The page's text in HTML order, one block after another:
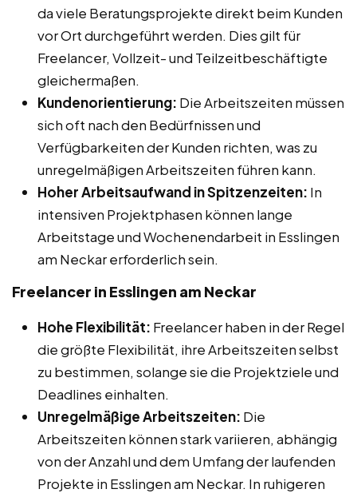
da viele Beratungsprojekte direkt beim Kunden
vor Ort durchgeführt werden. Dies gilt für
Freelancer, Vollzeit- und Teilzeitbeschäftigte
gleichermaßen.
Kundenorientierung: Die Arbeitszeiten müssen
sich oft nach den Bedürfnissen und
Verfügbarkeiten der Kunden richten, was zu
unregelmäßigen Arbeitszeiten führen kann.
Hoher Arbeitsaufwand in Spitzenzeiten: In
intensiven Projektphasen können lange
Arbeitstage und Wochenendarbeit in Esslingen
am Neckar erforderlich sein.
Freelancer in Esslingen am Neckar
Hohe Flexibilität: Freelancer haben in der Regel
die größte Flexibilität, ihre Arbeitszeiten selbst
zu bestimmen, solange sie die Projektziele und
Deadlines einhalten.
Unregelmäßige Arbeitszeiten: Die
Arbeitszeiten können stark variieren, abhängig
von der Anzahl und dem Umfang der laufenden
Projekte in Esslingen am Neckar. In ruhigeren